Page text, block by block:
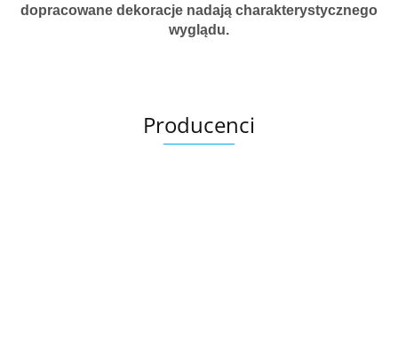
dopracowane dekoracje nadają charakterystycznego
wyglądu.
Producenci